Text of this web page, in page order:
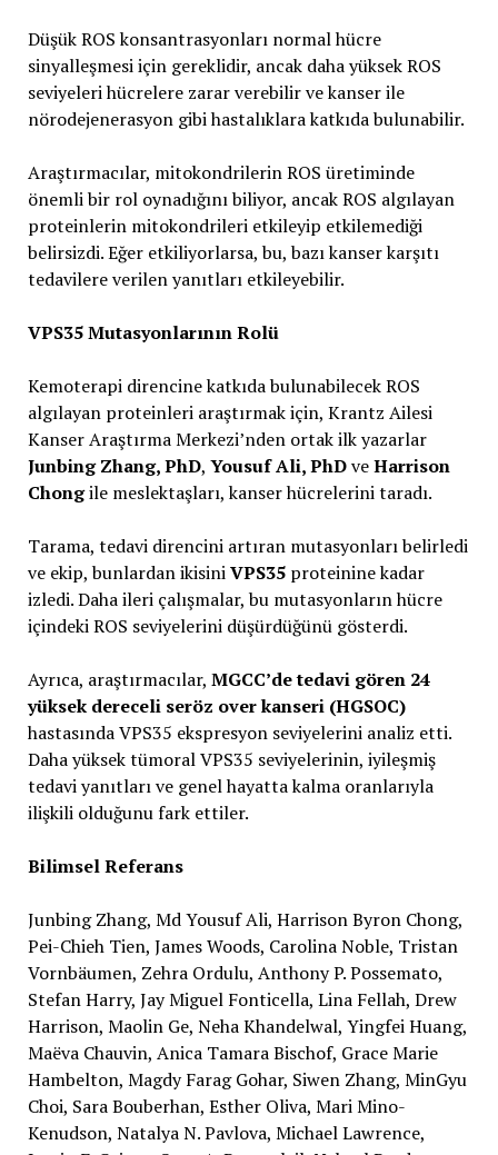
Düşük ROS konsantrasyonları normal hücre
sinyalleşmesi için gereklidir, ancak daha yüksek ROS
seviyeleri hücrelere zarar verebilir ve kanser ile
nörodejenerasyon gibi hastalıklara katkıda bulunabilir.
Araştırmacılar, mitokondrilerin ROS üretiminde
önemli bir rol oynadığını biliyor, ancak ROS algılayan
proteinlerin mitokondrileri etkileyip etkilemediği
belirsizdi. Eğer etkiliyorlarsa, bu, bazı kanser karşıtı
tedavilere verilen yanıtları etkileyebilir.
VPS35 Mutasyonlarının Rolü
Kemoterapi direncine katkıda bulunabilecek ROS
algılayan proteinleri araştırmak için, Krantz Ailesi
Kanser Araştırma Merkezi’nden ortak ilk yazarlar
Junbing Zhang, PhD, Yousuf Ali, PhDveHarrison
Chongile meslektaşları, kanser hücrelerini taradı.
Tarama, tedavi direncini artıran mutasyonları belirledi
ve ekip, bunlardan ikisiniVPS35proteinine kadar
izledi. Daha ileri çalışmalar, bu mutasyonların hücre
içindeki ROS seviyelerini düşürdüğünü gösterdi.
Ayrıca, araştırmacılar, MGCC’de tedavi gören 24
yüksek dereceli seröz over kanseri (HGSOC)
hastasında VPS35 ekspresyon seviyelerini analiz etti.
Daha yüksek tümoral VPS35 seviyelerinin, iyileşmiş
tedavi yanıtları ve genel hayatta kalma oranlarıyla
ilişkili olduğunu fark ettiler.
Bilimsel Referans
Junbing Zhang, Md Yousuf Ali, Harrison Byron Chong,
Pei-Chieh Tien, James Woods, Carolina Noble, Tristan
Vornbäumen, Zehra Ordulu, Anthony P. Possemato,
Stefan Harry, Jay Miguel Fonticella, Lina Fellah, Drew
Harrison, Maolin Ge, Neha Khandelwal, Yingfei Huang,
Maëva Chauvin, Anica Tamara Bischof, Grace Marie
Hambelton, Magdy Farag Gohar, Siwen Zhang, MinGyu
Choi, Sara Bouberhan, Esther Oliva, Mari Mino-
Kenudson, Natalya N. Pavlova, Michael Lawrence,